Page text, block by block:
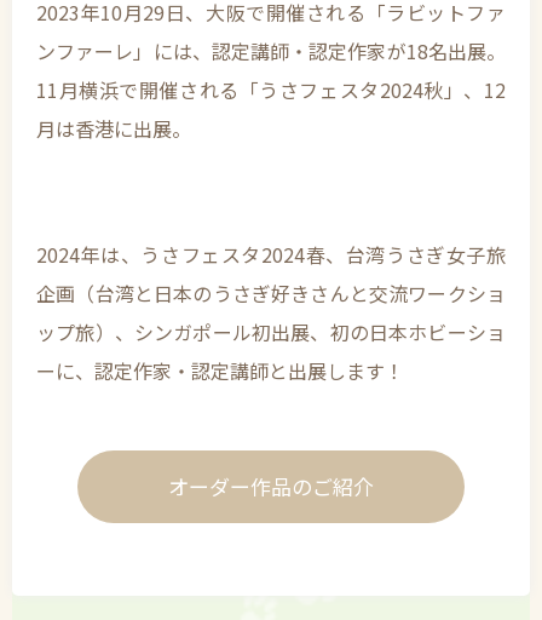
2023年10月29日、大阪で開催される「ラビットファ
ンファーレ」には、認定講師・認定作家が18名出展。
11月横浜で開催される「うさフェスタ2024秋」、12
月は香港に出展。
2024年は、うさフェスタ2024春、台湾うさぎ女子旅
企画（台湾と日本のうさぎ好きさんと交流ワークショ
ップ旅）、シンガポール初出展、初の日本ホビーショ
ーに、認定作家・認定講師と出展します！
オーダー作品のご紹介